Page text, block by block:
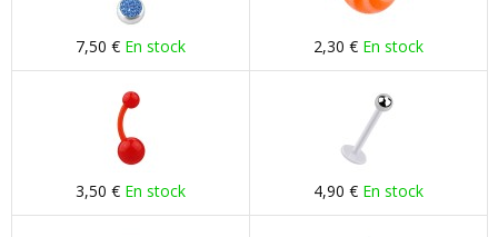
7,50 € En stock 2,30 € En stock
3,50 € En stock 4,90 € En stock